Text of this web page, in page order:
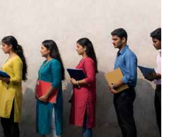
AWARD EXCLUSIVE LATEST
എം.ജി. യൂണിവേഴ്‌സിറ്റിയിൽ
നിന്ന് ഇംഗ്ളീഷ്
സാഹിത്യത്തിൽ ഡോക്ടറേറ്റ്
നേടിയ എൻ. ആര്യ